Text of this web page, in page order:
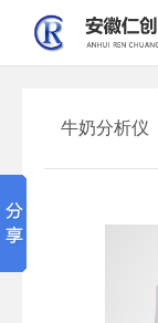
牛奶分析仪